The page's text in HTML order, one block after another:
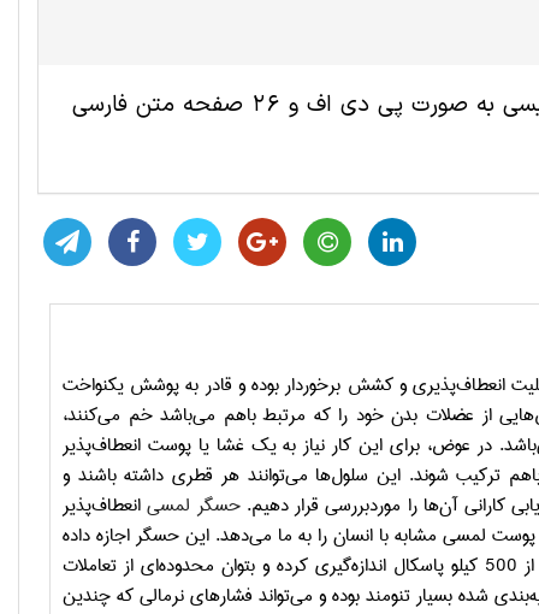
این مقاله ترجمه شده مهندسی کامپیوتر و IT شامل 9 صفحه انگلیسی به صورت پی دی اف و 26 صفحه متن فارسی
انعطاف‌پذیری و کشش برخوردار بوده و قادر به پوشش یکنواخت
از عضلات بدن خود را که مرتبط باهم می‌باشد خم می‌کنند،
در عوض، برای این کار نیاز به یک غشا یا پوست انعطاف‌پذیر
ترکیب شوند. این سلول‌ها می‌توانند هر قطری داشته باشند و
کارانی آن‌ها را موردبررسی قرار دهیم.حسگر لمسیانعطاف‌پذیر
لمسی مشابه با انسان را به ما می‌دهد. این حسگر اجازه داده
کیلو پاسکال تا فشارهای بالای بیش از 500 کیلو پاسکال اندازه‌گیری کرده و بتوان محدوده‌ای از تعاملات
شده بسیار تنومند بوده و می‌تواند فشارهای نرمالی که چندین